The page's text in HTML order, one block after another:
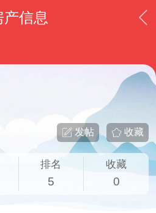
产信息
收藏
发帖
排名
5
收藏
0